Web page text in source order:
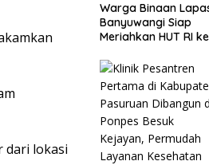
dari lokasi
Warga Binaan
Banyuwangi Siap
Meriahkan HUT RI ke
Perlombaan